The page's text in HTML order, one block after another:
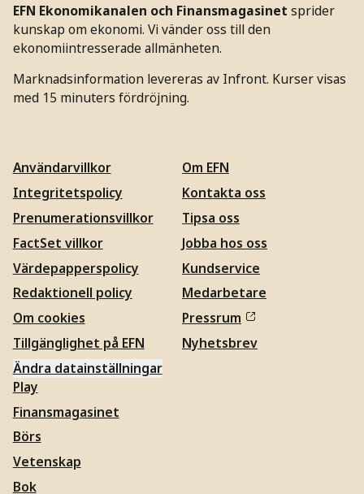
EFN Ekonomikanalen och Finansmagasinet sprider
kunskap om ekonomi. Vi vänder oss till den
ekonomiintresserade allmänheten.
Marknadsinformation levereras av Infront. Kurser visas
med 15 minuters fördröjning.
Användarvillkor
Integritetspolicy
Prenumerationsvillkor
FactSet villkor
Värdepapperspolicy
Redaktionell policy
Om cookies
Tillgänglighet på EFN
Ändra datainställningar
Om EFN
Kontakta oss
Tipsa oss
Jobba hos oss
Kundservice
Medarbetare
Pressrum
Nyhetsbrev
Play
Finansmagasinet
Börs
Vetenskap
Bok